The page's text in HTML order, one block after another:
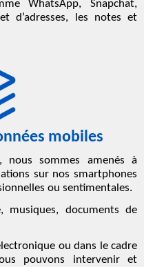
WhatsApp, Snapchat,
d’adresses, les notes et
mobiles
nous sommes amenés à
sur nos smartphones
ou sentimentales.
musiques, documents de
ou dans le cadre
pouvons intervenir et